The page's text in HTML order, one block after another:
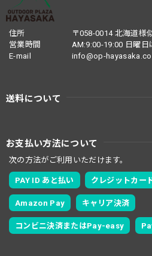
住所
〒058-0014 北海道様
営業時間
AM:9:00-19:00 日曜日
E-mail
info@op-
送料について
お支払い方法について
次の方法がご利用いただけます。
PAY ID あと払い クレジットカー
Amazon Pay キャリア決済
コンビニ決済またはPay-easy